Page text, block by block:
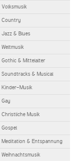
Volksmusik
Country
Jazz & Blues
Weltmusik
Gothic & Mittelalter
Soundtracks & Musical
Kinder-Musik
Gay
Christliche Musik
Gospel
Meditation & Entspannung
Weihnachtsmusik